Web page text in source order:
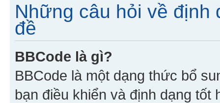
Những câu hỏi về định
đề
BBCode là gì?
BBCode là một dạng thức bổ
bạn điều khiển và định dạng